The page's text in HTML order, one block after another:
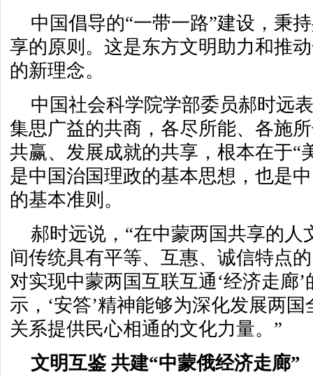
中国倡导的“一带一路”建设，秉
享的原则。这是东方文明助力和推
的新理念。
中国社会科学院学部委员郝时远
集思广益的共商，各尽所能、各施
共赢、发展成就的共享，根本在于“
是中国治国理政的基本思想，也是
的基本准则。
郝时远说，“在中蒙两国共享的人
间传统具有平等、互惠、诚信特点
对实现中蒙两国互联互通‘经济走廊
示，‘安答’精神能够为深化发展两
关系提供民心相通的文化力量。”
文明互鉴 共建“中蒙俄经济走廊”